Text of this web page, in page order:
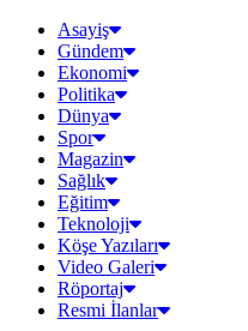
Asayiş
Gündem
Ekonomi
Politika
Dünya
Spor
Magazin
Sağlık
Eğitim
Teknoloji
Köşe Yazıları
Video Galeri
Röportaj
Resmi İlanlar